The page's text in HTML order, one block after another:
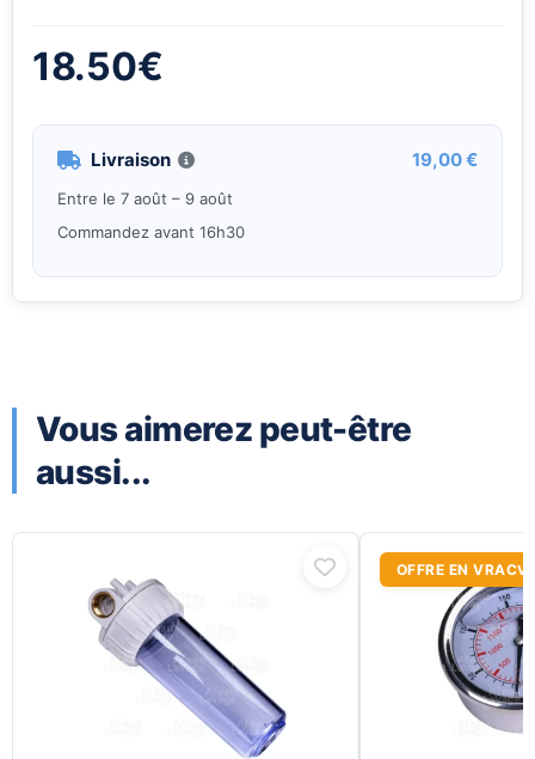
18.50€
Livraison 19,00 €
Entre le 7 août – 9 août
Commandez avant 16h30
Vous aimerez peut-être
aussi...
a
plusieurs
variations.
Les
OFFRE EN VRAC